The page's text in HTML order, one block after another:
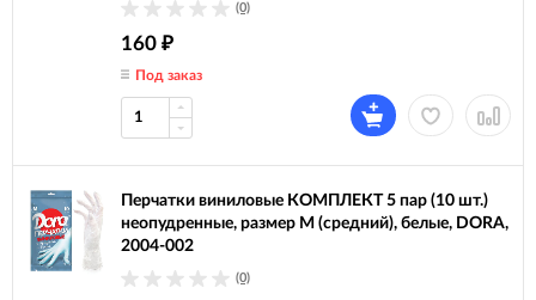
(0)
160 ₽
Под заказ
Перчатки виниловые КОМПЛЕКТ 5 пар (10 шт.)
неопудренные, размер М (средний), белые, DORA,
2004-002
(0)